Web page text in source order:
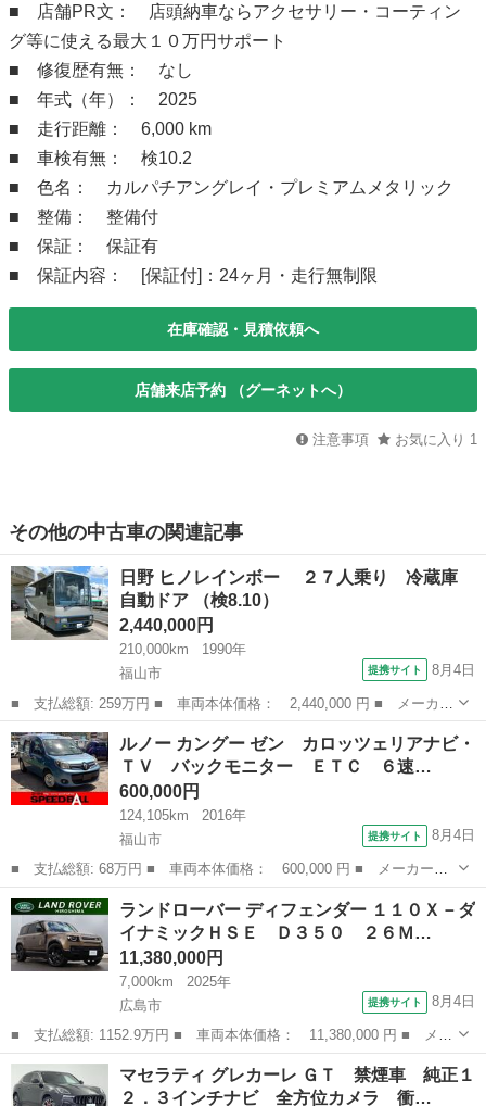
■ 店舗PR文： 店頭納車ならアクセサリー・コーティン
グ等に使える最大１０万円サポート
■ 修復歴有無： なし
■ 年式（年）： 2025
■ 走行距離： 6,000 km
■ 車検有無： 検10.2
■ 色名： カルパチアングレイ・プレミアムメタリック
■ 整備： 整備付
■ 保証： 保証有
■ 保証内容： [保証付]：24ヶ月・走行無制限
在庫確認・見積依頼へ
店舗来店予約 （グーネットへ）
注意事項 お気に入り 1
その他の中古車の関連記事
日野 ヒノレインボー ２７人乗り 冷蔵庫
自動ドア （検8.10）
2,440,000円
210,000km
1990年
福山市
提携サイト 8月4日
■ 支払総額: 259万円 ■ 車両本体価格： 2,440,000 円 ■ メーカー
名： 日野 ■ 車種名： ヒノレインボー ■ グレード名： ２７
人乗り 冷蔵庫 自動ドア ■ 排気量： 7500cc ■ ドア枚数： 1...
広島 福山市
ルノー カングー ゼン カロッツェリアナビ・
ＴＶ バックモニター ＥＴＣ ６速…
600,000円
124,105km
2016年
福山市
提携サイト 8月4日
■ 支払総額: 68万円 ■ 車両本体価格： 600,000 円 ■ メーカー
名： ルノー ■ 車種名： カングー ■ グレード名： ゼン カロ
ッツェリアナビ・ＴＶ バックモニター ＥＴＣ ６速ＭＴ車 本革
巻ステアリング ...
広島 福山市 その他
ランドローバー ディフェンダー １１０Ｘ－ダ
イナミックＨＳＥ Ｄ３５０ ２６Ｍ…
11,380,000円
7,000km
2025年
広島市
提携サイト 8月4日
■ 支払総額: 1152.9万円 ■ 車両本体価格： 11,380,000 円 ■ メー
カー名： ランドローバー ■ 車種名： ディフェンダー ■ グレー
ド名： １１０Ｘ－ダイナミックＨＳＥ Ｄ３５０ ２６ＭＹ 弊社
元デモ...
広島 広島市
マセラティ グレカーレ ＧＴ 禁煙車 純正１
２．３インチナビ 全方位カメラ 衝…